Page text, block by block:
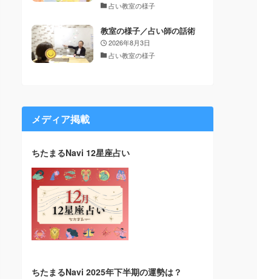
占い教室の様子
教室の様子／占い師の話術
2026年8月3日
占い教室の様子
メディア掲載
ちたまるNavi 12星座占い
ちたまるNavi 2025年下半期の運勢は？